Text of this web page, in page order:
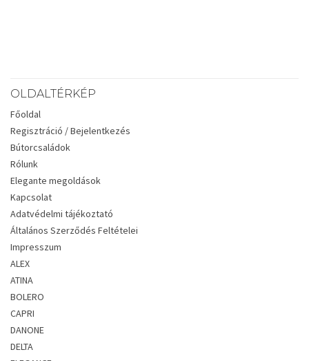
OLDALTÉRKÉP
Főoldal
Regisztráció / Bejelentkezés
Bútorcsaládok
Rólunk
Elegante megoldások
Kapcsolat
Adatvédelmi tájékoztató
Általános Szerződés Feltételei
Impresszum
ALEX
ATINA
BOLERO
CAPRI
DANONE
DELTA